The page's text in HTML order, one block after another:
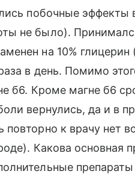
побочные эффекты
не было).
на 10%
в день. Помимо
б6. Кроме магне б6
вернулись, да и в
повторно к врачу нет
Какова